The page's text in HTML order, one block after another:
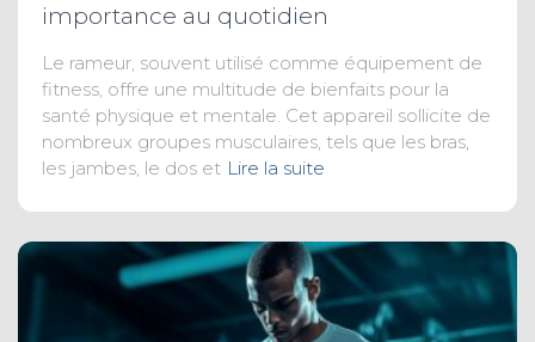
importance au quotidien
Le rameur, souvent utilisé comme équipement de
fitness, offre une multitude de bienfaits pour la
santé physique et mentale. Cet appareil sollicite de
nombreux groupes musculaires, tels que les bras,
les jambes, le dos et Lire la suite